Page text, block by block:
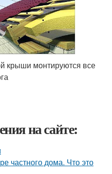
крыши монтируются все
на сайте:
частного дома. Что это